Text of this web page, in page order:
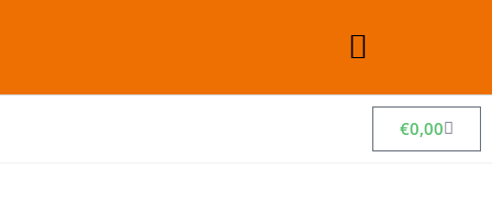
€0,00